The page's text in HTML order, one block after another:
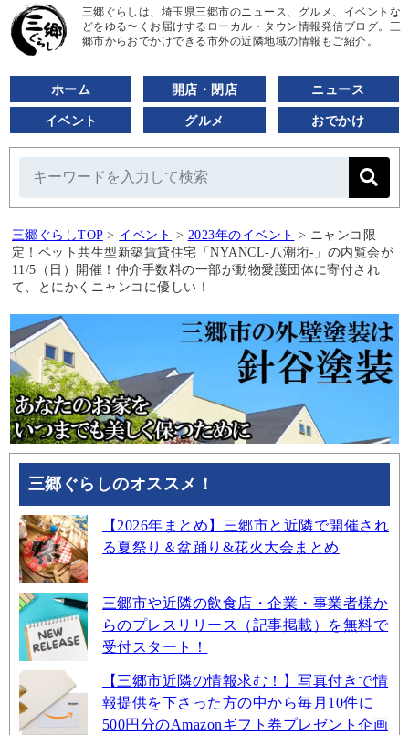
三郷ぐらしは、埼玉県三郷市のニュース、グルメ、イベントな
どをゆる〜くお届けするローカル・タウン情報発信ブログ。三
郷市からおでかけできる市外の近隣地域の情報もご紹介。
ホーム 開店・閉店 ニュース
イベント グルメ おでかけ
三郷ぐらしTOP > イベント > 2023年のイベント > ニャンコ限
定！ペット共生型新築賃貸住宅「NYANCL-八潮垳-」の内覧会が
11/5（日）開催！仲介手数料の一部が動物愛護団体に寄付され
て、とにかくニャンコに優しい！
三郷ぐらしのオススメ！
【2026年まとめ】三郷市と近隣で開催され
る夏祭り＆盆踊り&花火大会まとめ
三郷市や近隣の飲食店・企業・事業者様か
らのプレスリリース（記事掲載）を無料で
受付スタート！
【三郷市近隣の情報求む！】写真付きで情
報提供を下さった方の中から毎月10件に
500円分のAmazonギフト券プレゼント企画